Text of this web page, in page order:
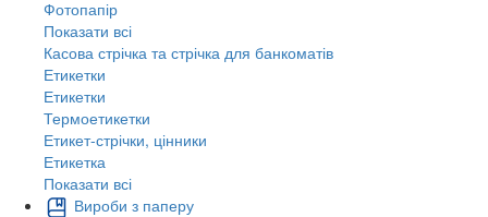
Фотопапір
Показати всі
Касова стрічка та стрічка для банкоматів
Етикетки
Етикетки
Термоетикетки
Етикет-стрічки, цінники
Етикетка
Показати всі
Вироби з паперу